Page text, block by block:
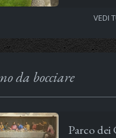
VEDI
da bocciare
Parco dei